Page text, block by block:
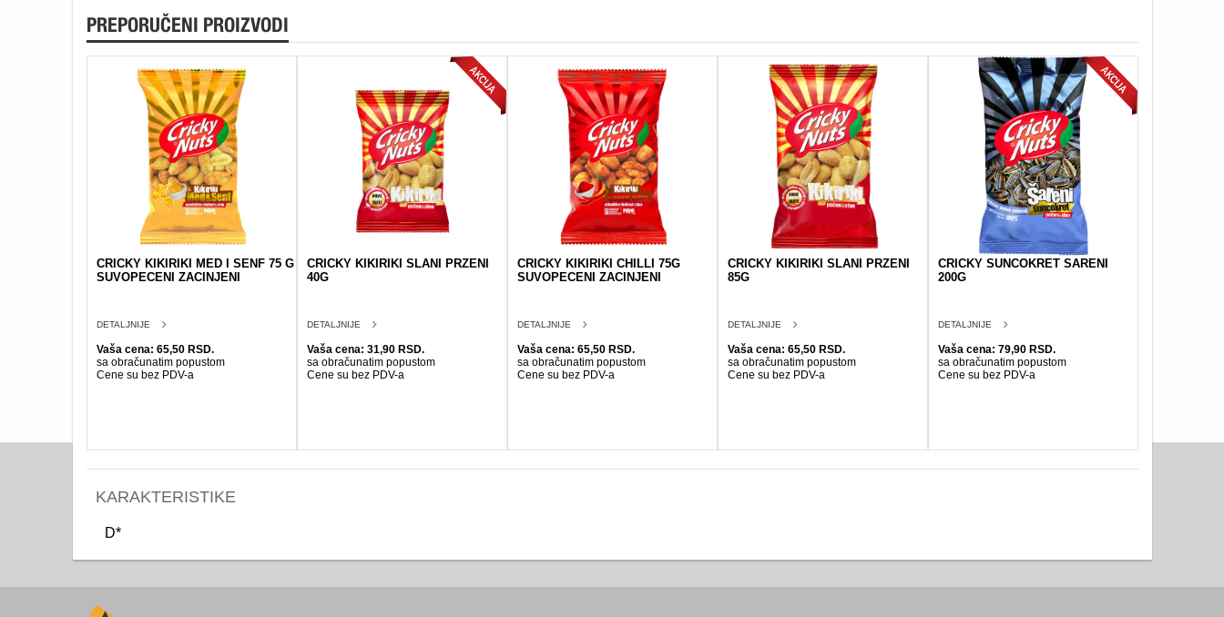
PREPORUČENI PROIZVODI
CRICKY KIKIRIKI MED I SENF 75 G
SUVOPECENI ZACINJENI
DETALJNIJE
Vaša cena: 65,50 RSD.
sa obračunatim popustom
Cene su bez PDV-a
CRICKY KIKIRIKI SLANI PRZENI
40G
DETALJNIJE
Vaša cena: 31,90 RSD.
sa obračunatim popustom
Cene su bez PDV-a
CRICKY KIKIRIKI CHILLI 75G
SUVOPECENI ZACINJENI
DETALJNIJE
Vaša cena: 65,50 RSD.
sa obračunatim popustom
Cene su bez PDV-a
CRICKY KIKIRIKI SLANI PRZENI
85G
DETALJNIJE
Vaša cena: 65,50 RSD.
sa obračunatim popustom
Cene su bez PDV-a
CRICKY SUNCOKRET SARENI
200G
DETALJNIJE
Vaša cena: 79,90 RSD.
sa obračunatim popustom
Cene su bez PDV-a
KARAKTERISTIKE
D*